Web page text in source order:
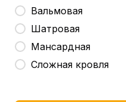
Вальмовая
Шатровая
Мансардная
Сложная кровля